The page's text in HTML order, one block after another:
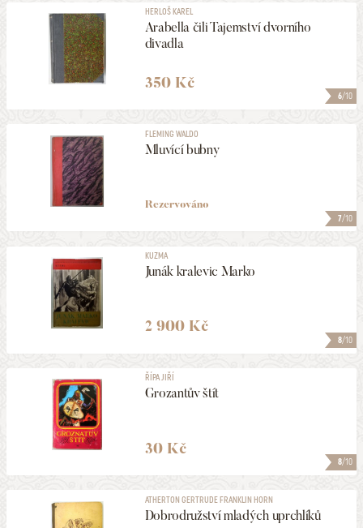
6/10
HERLOŠ KAREL
Arabella čili Tajemství dvorního
divadla
350 Kč
7/10
FLEMING WALDO
Mluvící bubny
Rezervováno
8/10
KUZMA
Junák kralevic Marko
2 900 Kč
8/10
ŘÍPA JIŘÍ
Grozantův štít
30 Kč
ATHERTON GERTRUDE FRANKLIN HORN
Dobrodružství mladých uprchlíků